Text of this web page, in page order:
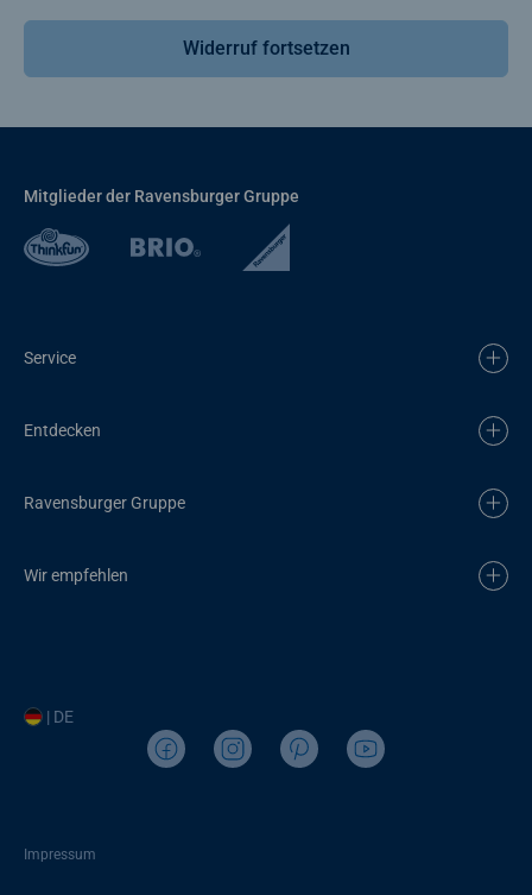
Widerruf fortsetzen
Mitglieder der Ravensburger Gruppe
Service
Entdecken
Ravensburger Gruppe
Wir empfehlen
| DE
Impressum